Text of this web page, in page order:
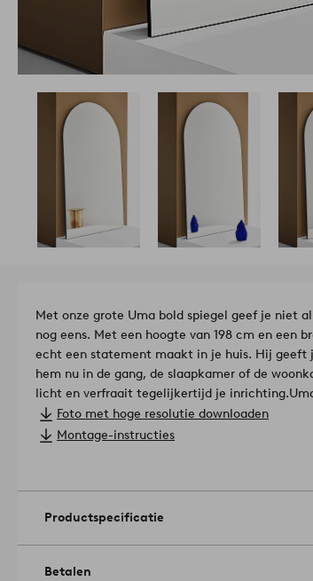
Met onze grote Uma bold spiegel geef je niet
nog eens. Met een hoogte van 198 cm en een
echt een statement maakt in je huis. Hij geeft
hem nu in de gang, de slaapkamer of de
licht en verfraait tegelijkertijd je inrichting.
van mdf van FSC-gecertificeerd hout. Aan de
bovenkant.Het product bevat hout dat
Foto met hoge resolutie downloaden
Montage-instructies
Productspecificatie
Betalen